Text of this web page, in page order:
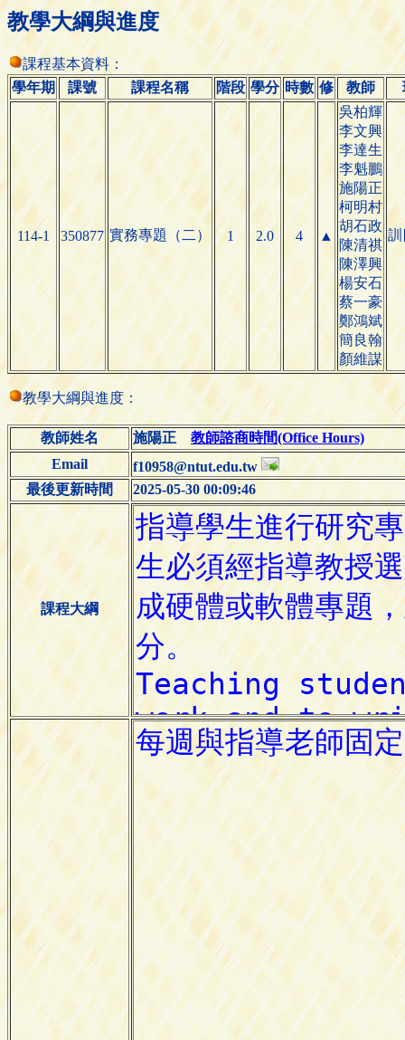
教學大綱與進度
課程基本資料：
學年期
課號 課程名稱 階段 學分 時數 修 教師
114-1 350877 實務專題（二） 1 2.0 4 ▲
吳柏輝
李文興
李達生
李魁鵬
施陽正
柯明村
胡石政
陳清祺
陳澤興
楊安石
蔡一豪
鄭鴻斌
簡良翰
顏維謀
訓
教學大綱與進度：
教師姓名 施陽正教師諮商時間(Office Hours)
Email
f10958@ntut.edu.tw
最後更新時間
2025-05-30 00:09:46
課程大綱